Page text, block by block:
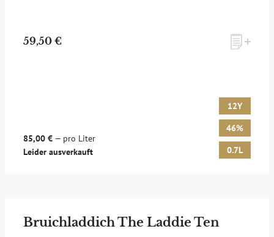
59,50 €
85,00 € — pro Liter
Leider ausverkauft
12Y
46%
0.7L
Bruichladdich The Laddie Ten